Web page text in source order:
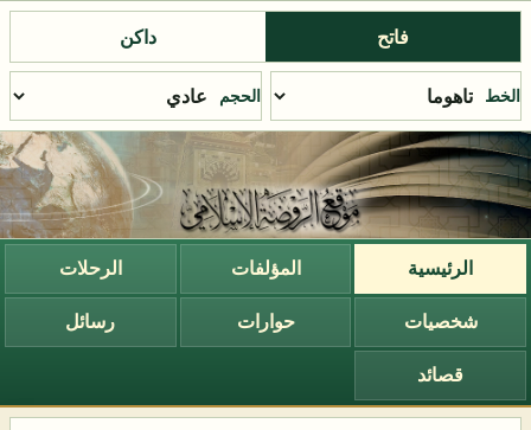
فاتح داكن
الخط الحجم
الرئيسية المؤلفات الرحلات
شخصيات حوارات رسائل
قصائد